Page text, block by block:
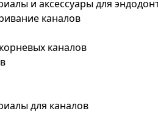
и аксессуары для
каналов
каналов
для каналов